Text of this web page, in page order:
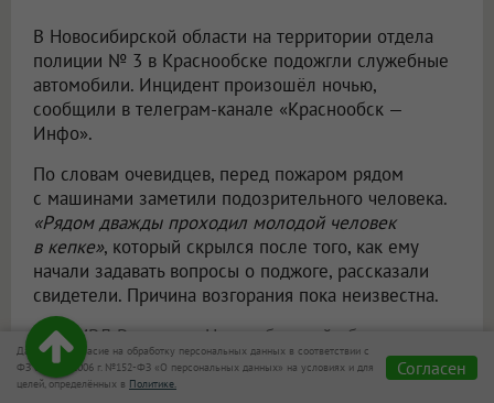
В Новосибирской области на территории отдела
полиции № 3 в Краснообске подожгли служебные
автомобили. Инцидент произошёл ночью,
сообщили в телеграм-канале «Краснообск —
Инфо».
По словам очевидцев, перед пожаром рядом
с машинами заметили подозрительного человека.
«Рядом дважды проходил молодой человек
в кепке», который скрылся после того, как ему
начали задавать вопросы о поджоге, рассказали
свидетели. Причина возгорания пока неизвестна.
В ГУ МВД России по Новосибирской области
сообщили, что пострадавших нет, проводится
проверка. Аналогичный инцидент произошёл
Даю своё согласие на обработку персональных данных в соответствии с
ФЗ от 27.07.2006 г. №152-ФЗ «О персональных данных» на условиях и для
целей, определённых в Политике.
Согласен